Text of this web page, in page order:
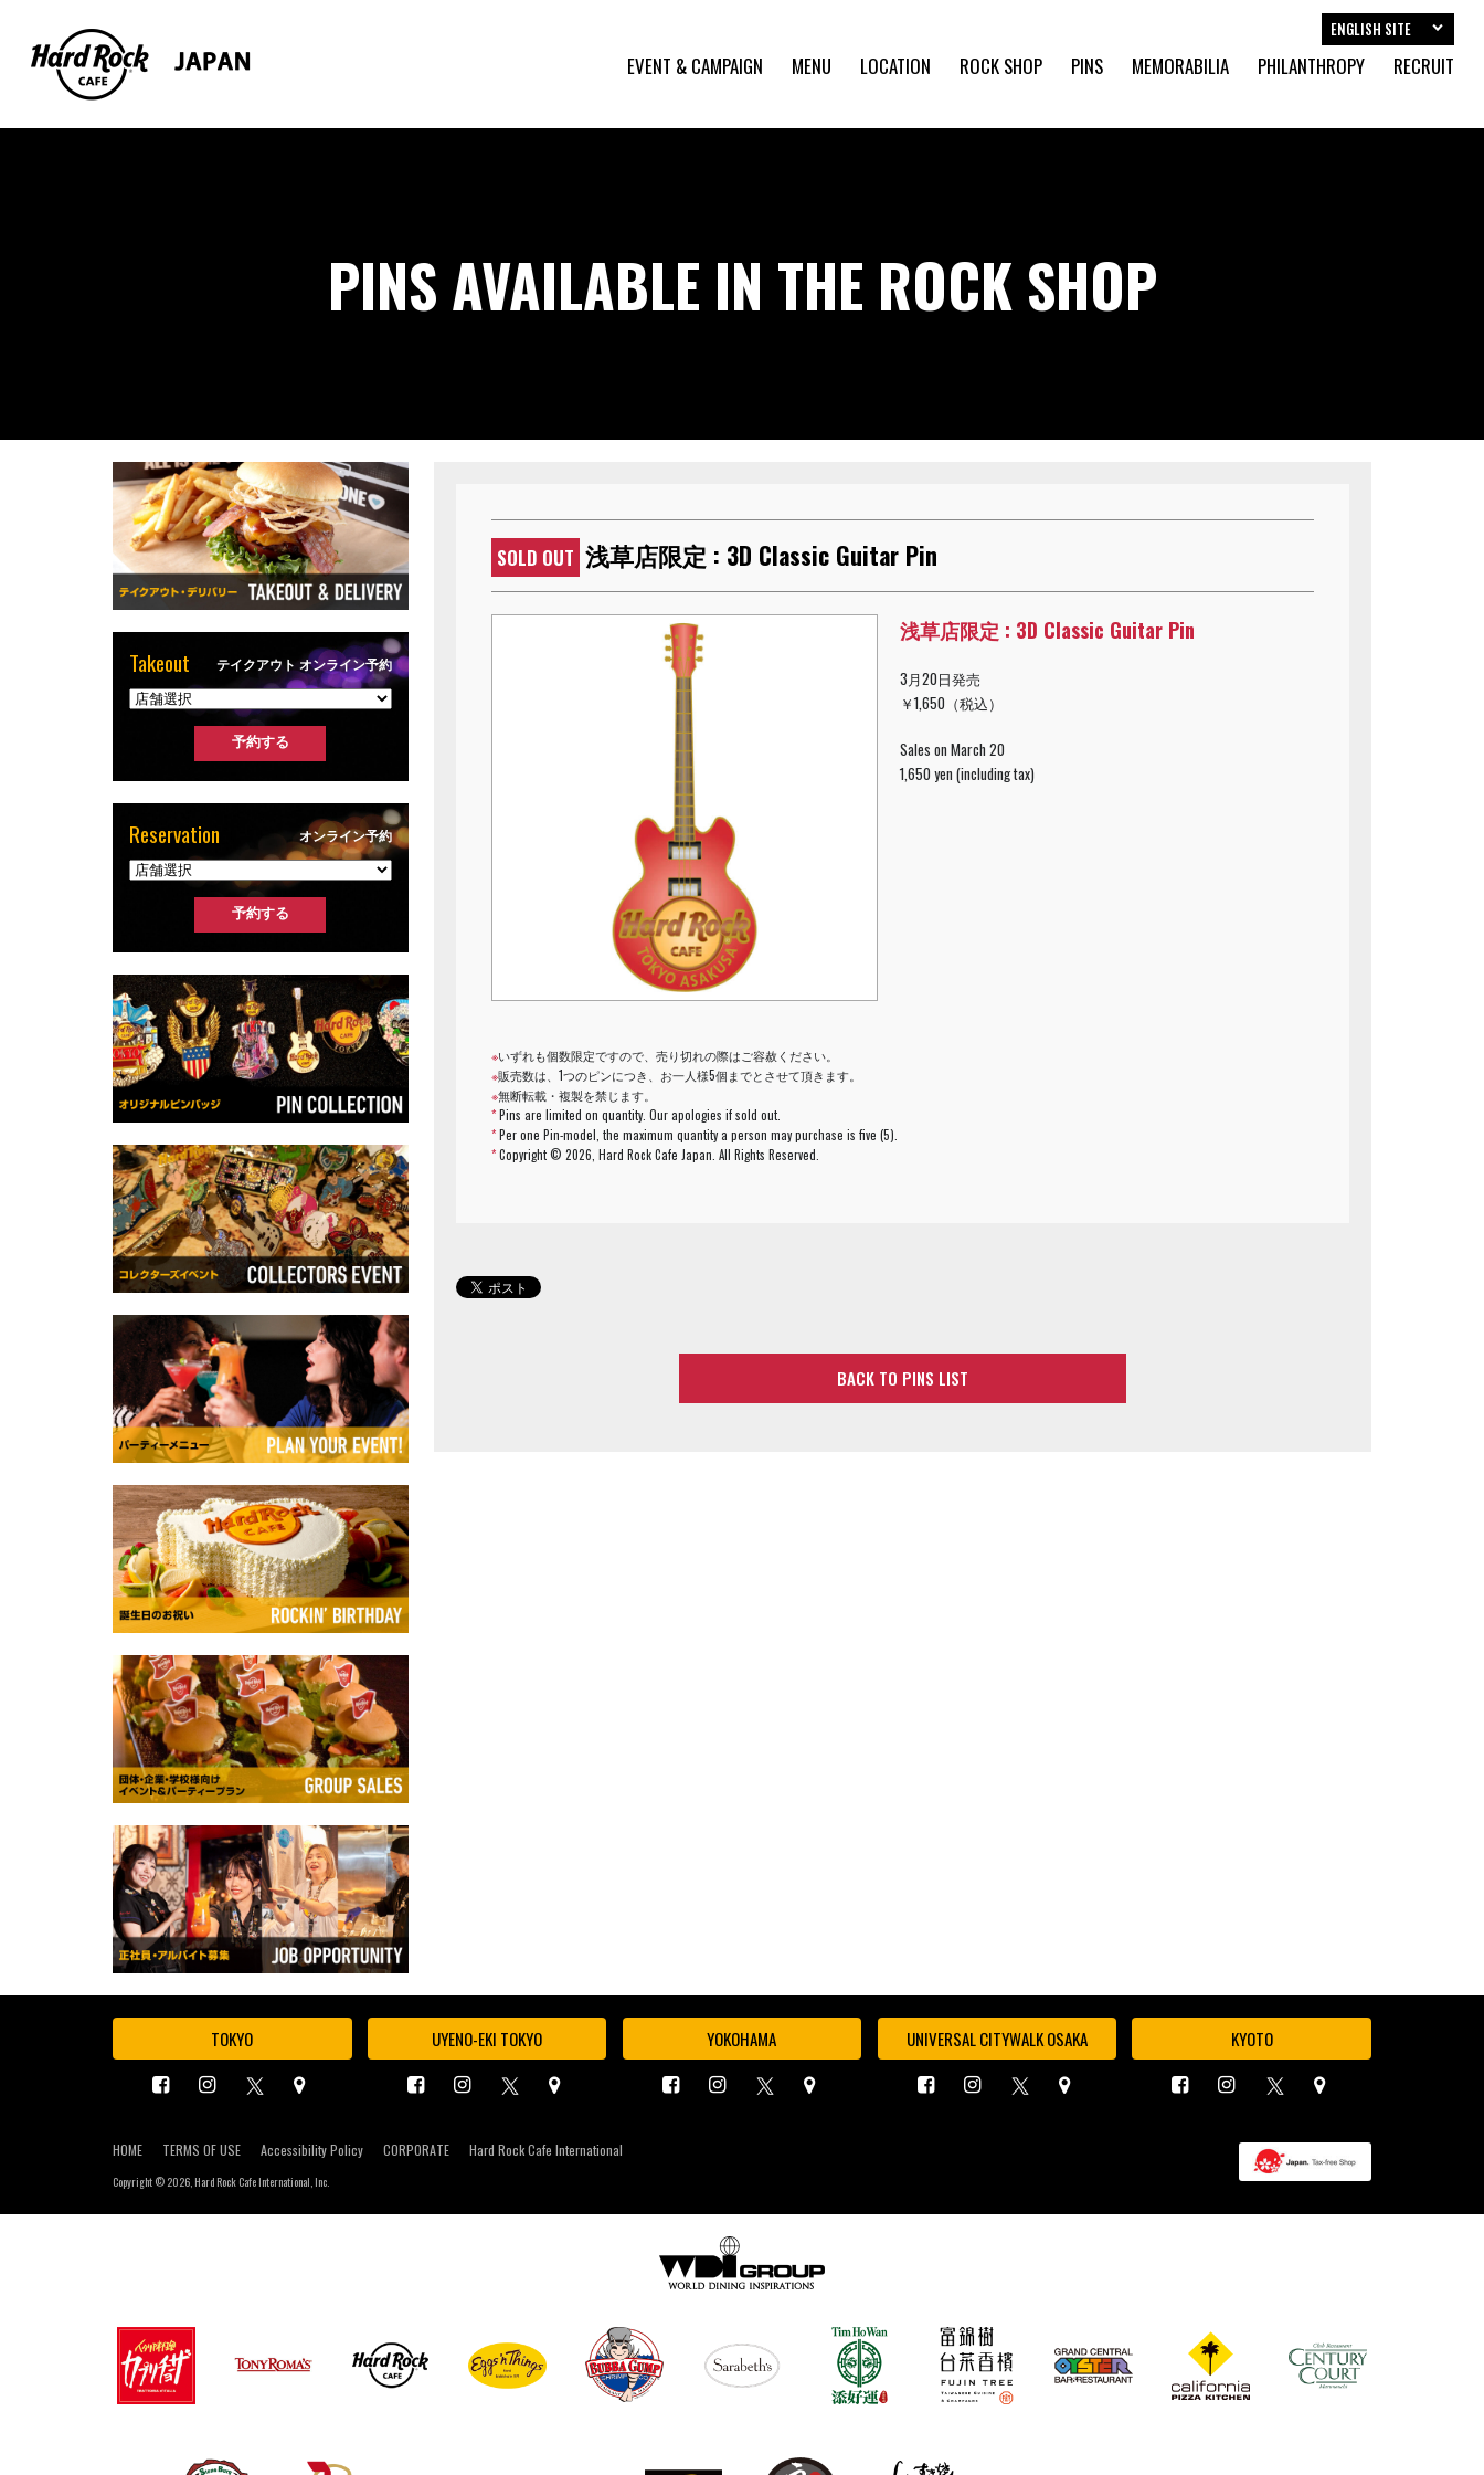
EVENT & CAMPAIGN MENU LOCATION ROCK SHOP PINS MEMORABILIA PHILANTHROPY RECRUIT
ENGLISH SITE
PINS AVAILABLE IN THE ROCK SHOP
SOLD OUT 浅草店限定 : 3D Classic Guitar Pin
浅草店限定 : 3D Classic Guitar Pin
3月20日発売
￥1,650（税込）
Sales on March 20
1,650 yen (including tax)
※いずれも個数限定ですので、売り切れの際はご容赦ください。
※販売数は、1つのピンにつき、お一人様5個までとさせて頂きます。
※無断転載・複製を禁じます。
*Pins are limited on quantity. Our apologies if sold out.
*Per one Pin-model, the maximum quantity a person may purchase is five (5).
*Copyright ©2026, Hard Rock Cafe Japan. All Rights Reserved.
BACK TO PINS LIST
Takeout テイクアウト オンライン予約
Reservation オンライン予約
TOKYO UYENO-EKI TOKYO YOKOHAMA UNIVERSAL CITYWALK OSAKA KYOTO
HOME TERMS OF USE Accessibility Policy CORPORATE Hard Rock Cafe International
Copyright © 2026, Hard Rock Cafe International, Inc.